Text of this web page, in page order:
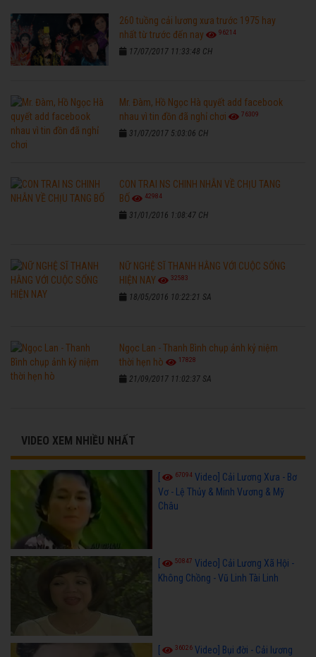
260 tuồng cải lương xưa trước 1975 hay
nhất từ trước đến nay
96214
17/07/2017 11:33:48 CH
Mr. Đàm, Hồ Ngọc Hà quyết add facebook
nhau vì tin đồn đã nghỉ chơi
76309
31/07/2017 5:03:06 CH
CON TRAI NS CHINH NHẪN VỀ CHỊU TANG
BỐ
42984
31/01/2016 1:08:47 CH
NỮ NGHỆ SĨ THANH HẰNG VỚI CUỘC SỐNG
HIỆN NAY
32583
18/05/2016 10:22:21 SA
Ngọc Lan - Thanh Bình chụp ảnh kỷ niệm
thời hẹn hò
17828
21/09/2017 11:02:37 SA
VIDEO XEM NHIỀU NHẤT
[ 67094 Video] Cải Lương Xưa - Bơ
Vơ - Lệ Thủy & Minh Vương & Mỹ
Châu
50847 Video] Cải Lương Xã Hội -
Không Chồng - Vũ Linh Tài Linh
36026 Video] Bụi đời - Cải lương